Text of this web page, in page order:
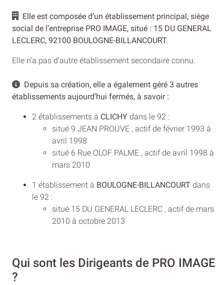
Elle est composée d’un établissement principal, siège
social de l’entreprise PRO IMAGE, situé : 15 DU GENERAL
LECLERC, 92100 BOULOGNE-BILLANCOURT.
Elle n’a pas d’autre établissement secondaire connu.
Depuis sa création, elle a également géré 3 autres
établissements aujourd’hui fermés, à savoir :
2 établissements à CLICHY dans le 92 :
situé 9 JEAN PROUVE , actif de février 1993 à
avril 1998
situé 6 Rue OLOF PALME , actif de avril 1998 à
mars 2010
1 établissement à BOULOGNE-BILLANCOURT dans
le 92 :
situé 15 DU GENERAL LECLERC , actif de mars
2010 à octobre 2013
Qui sont les Dirigeants de PRO IMAGE
?